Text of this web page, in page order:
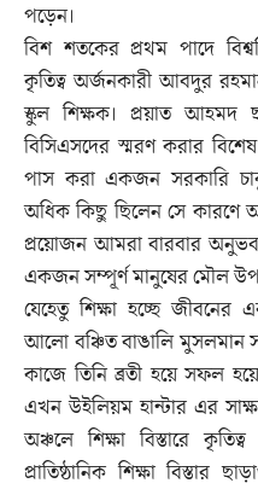
পড়েন।
বিশ শতকের প্রথম পাদে
কৃতিত্ব অর্জনকারী আবদুর
স্কুল শিক্ষক। প্রয়াত আহমদ
বিসিএসদের স্মরণ করার
পাস করা একজন সরকারি
অধিক কিছু ছিলেন সে কারণে
প্রয়োজন আমরা বারবার অনুভব
একজন সম্পূর্ণ মানুষের মৌল
যেহেতু শিক্ষা হচ্ছে জীবনের
আলো বঞ্চিত বাঙালি মুসলমান
কাজে তিনি ব্রতী হয়ে সফল
এখন উইলিয়ম হান্টার এর
অঞ্চলে শিক্ষা বিস্তারে
প্রাতিষ্ঠানিক শিক্ষা